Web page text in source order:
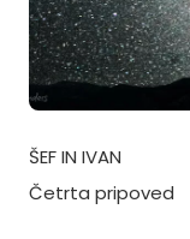
ŠEF IN IVAN
Četrta pripoved